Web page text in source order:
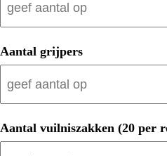
Aantal grijpers
Aantal vuilniszakken (20 per